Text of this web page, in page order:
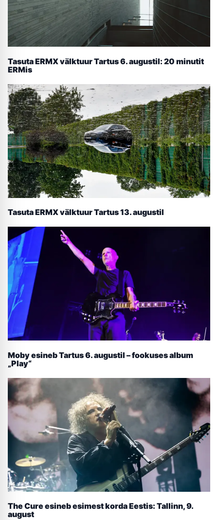
Tasuta ERMX välktuur Tartus 6. augustil: 20 minutit
ERMis
Tasuta ERMX välktuur Tartus 13. augustil
Moby esineb Tartus 6. augustil – fookuses album
„Play“
The Cure esineb esimest korda Eestis: Tallinn, 9.
august